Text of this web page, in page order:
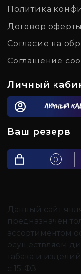
Политика
Договор оферты
Согласие на
Соглашение
Личный
Личный
Ваш резерв
0
Данный сайт
предназначен
ассортиментом
осуществляем
табака и
с 15-ФЗ.